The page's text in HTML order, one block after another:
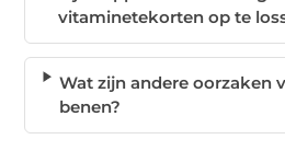
vitaminetekorten op te
Wat zijn andere oorzaken
benen?